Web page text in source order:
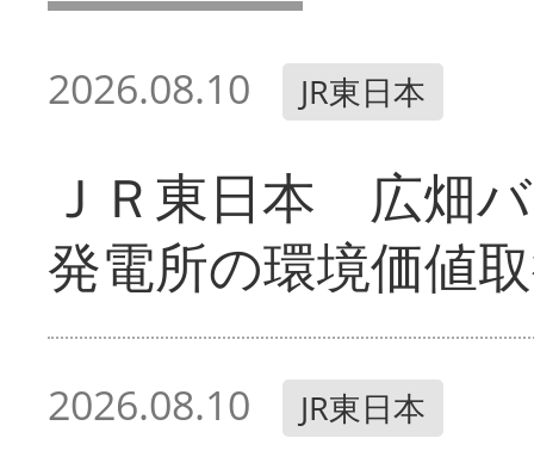
2026.08.10 JR東日本
ＪＲ東日本 広畑
発電所の環境価値
2026.08.10 JR東日本